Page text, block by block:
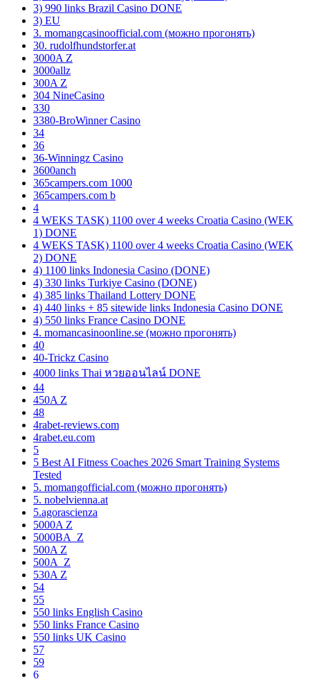
3) 990 links Brazil Casino DONE
3) EU
3. momangcasinoofficial.com (можно прогонять)
30. rudolfhundstorfer.at
3000A Z
3000allz
300A Z
304 NineCasino
330
3380-BroWinner Casino
34
36
36-Winningz Casino
3600anch
365campers.com 1000
365campers.com b
4
4 WEKS TASK) 1100 over 4 weeks Croatia Casino (WEK
1) DONE
4 WEKS TASK) 1100 over 4 weeks Croatia Casino (WEK
2) DONE
4) 1100 links Indonesia Casino (DONE)
4) 330 links Turkiye Casino (DONE)
4) 385 links Thailand Lottery DONE
4) 440 links + 85 sitewide links Indonesia Casino DONE
4) 550 links France Casino DONE
4. momancasinoonline.se (можно прогонять)
40
40-Trickz Casino
4000 links Thai หวยออนไลน์ DONE
44
450A Z
48
4rabet-reviews.com
4rabet.eu.com
5
5 Best AI Fitness Coaches 2026 Smart Training Systems
Tested
5. momangofficial.com (можно прогонять)
5. nobelvienna.at
5.agorascienza
5000A Z
5000BA_Z
500A Z
500A_Z
530A Z
54
55
550 links English Casino
550 links France Casino
550 links UK Casino
57
59
6